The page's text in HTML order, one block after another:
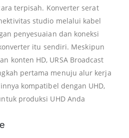
terpisah. Konverter serat
studio melalui kabel
penyesuaian dan koneksi
itu sendiri. Meskipun
konten HD, URSA Broadcast
pertama menuju alur kerja
kompatibel dengan UHD,
produksi UHD Anda